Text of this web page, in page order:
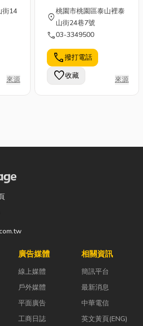
街14
來源
location_on
桃園市桃園區泰山裡泰
山街24巷7號
call03-3349500
call撥打電話
favorite收藏 來源
廣告媒體
線上媒體
戶外媒體
平面廣告
工商日誌
相關資訊
簡訊平台
最新消息
中華電信
英文黃頁(ENG)